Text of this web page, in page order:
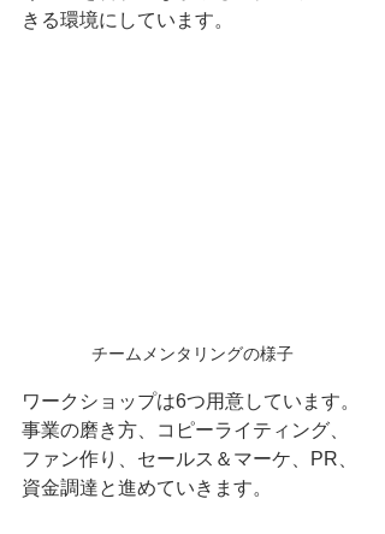
きる環境にしています。
チームメンタリングの様子
ワークショップは6つ用意しています。
事業の磨き方、コピーライティング、
ファン作り、セールス＆マーケ、PR、
資金調達と進めていきます。